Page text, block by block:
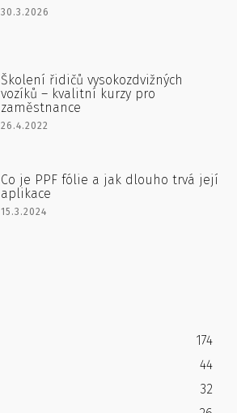
30.3.2026
Školení řidičů vysokozdvižných
vozíků – kvalitní kurzy pro
zaměstnance
26.4.2022
Co je PPF fólie a jak dlouho trvá její
aplikace
15.3.2024
174
44
32